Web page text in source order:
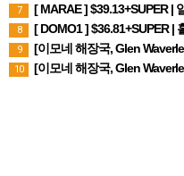
7 [ MARAE ] $39.13+SUPER |
8 [ DOMO1 ] $36.81+SUPER |
9 [이모네 해장국, Glen
10 [이모네 해장국, Glen